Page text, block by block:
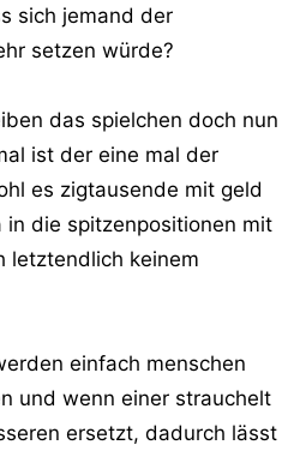
sich jemand der
setzen würde?
das spielchen doch nun
ist der eine mal der
es zigtausende mit geld
die spitzenpositionen mit
letztendlich keinem
einfach menschen
und wenn einer strauchelt
ersetzt, dadurch lässt